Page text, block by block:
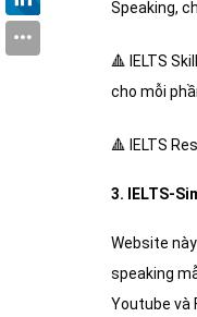
Speaking,
🔺 IELTS
cho mỗi
🔺 IELTS
3. IELTS-
Website
speaking
Youtube và